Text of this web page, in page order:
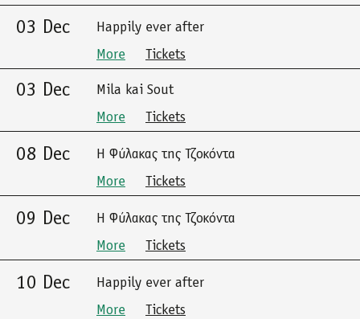
03 Dec
Happily ever after
More
Tickets
03 Dec
Mila kai Sout
More
Tickets
08 Dec
Η Φύλακας της Τζοκόντα
More
Tickets
09 Dec
Η Φύλακας της Τζοκόντα
More
Tickets
10 Dec
Happily ever after
More
Tickets